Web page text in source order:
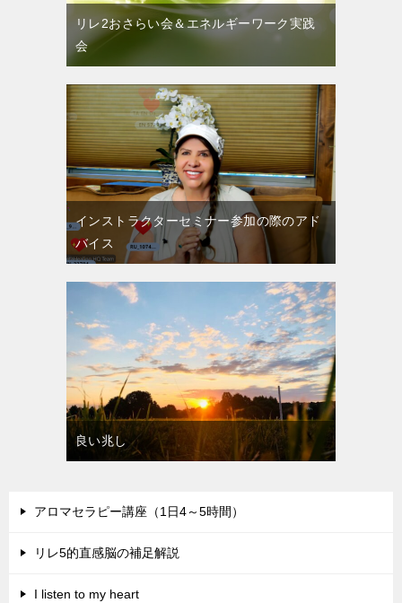
リレ2おさらい会＆エネルギーワーク実践
会
インストラクターセミナー参加の際のアド
バイス
良い兆し
アロマセラピー講座（1日4～5時間）
リレ5的直感脳の補足解説
I listen to my heart